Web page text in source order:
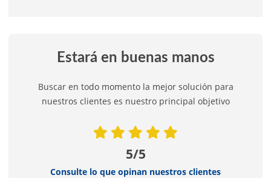
Estará en buenas manos
Buscar en todo momento la mejor solución para
nuestros clientes es nuestro principal objetivo
5/5
Consulte lo que opinan nuestros clientes